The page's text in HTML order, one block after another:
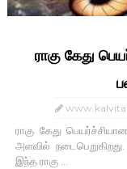
ராகு கேது
ராகு கேது
அளவில்
இந்த ராகு ...